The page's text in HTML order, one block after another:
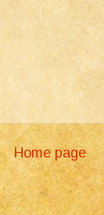
Home page